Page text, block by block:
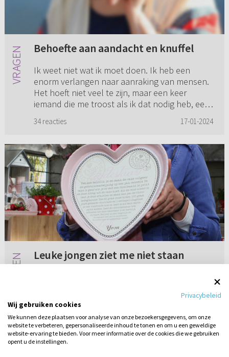
Behoefte aan aandacht en knuffel
Ik weet niet wat ik moet doen. Ik heb een
enorm verlangen naar aanraking van mensen.
Het hoeft niet veel te zijn, maar een keer
iemand die me troost als ik dat nodig heb, een
34 reacties 17-01-2024
Leuke jongen ziet me niet staan
mij niet te zien staan. Ik ben serieus bezig met
deze dingen. Soms merk ik dat ik dit punt bij de
Heere kw...
Geen reacties 17-01-2018
Privacybeleid
Wij gebruiken cookies
We kunnen deze plaatsen voor analyse van onze bezoekersgegevens, om onze
website te verbeteren, gepersonaliseerde inhoud te tonen en om u een geweldige
website-ervaring te bieden. Voor meer informatie over de cookies die we gebruiken
opent u de instellingen.